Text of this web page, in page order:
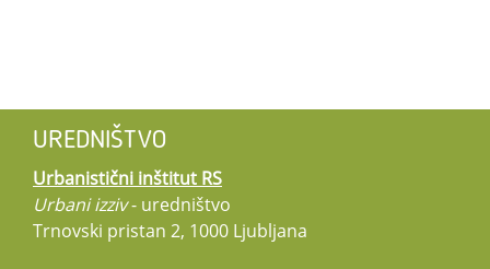
UREDNIŠTVO
Urbanistični inštitut RS
Urbani izziv- uredništvo
Trnovski pristan 2, 1000 Ljubljana